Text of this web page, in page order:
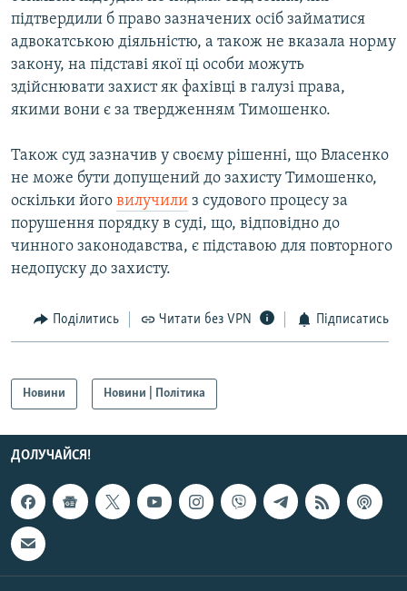
УКР
КТАТ
ДОЛУЧАЙСЯ!
Усі сайти RFE/RL
підтвердили б право зазначених осіб займатися
адвокатською діяльністю, а також не вказала норму
закону, на підставі якої ці особи можуть
здійснювати захист як фахівці в галузі права,
якими вони є за твердженням Тимошенко.
Також суд зазначив у своєму рішенні, що Власенко
не може бути допущений до захисту Тимошенко,
оскільки його вилучили з судового процесу за
порушення порядку в суді, що, відповідно до
чинного законодавства, є підставою для повторного
недопуску до захисту.
Поділитись Читати без VPN Підписатись
Новини Новини | Політика
ДОЛУЧАЙСЯ!